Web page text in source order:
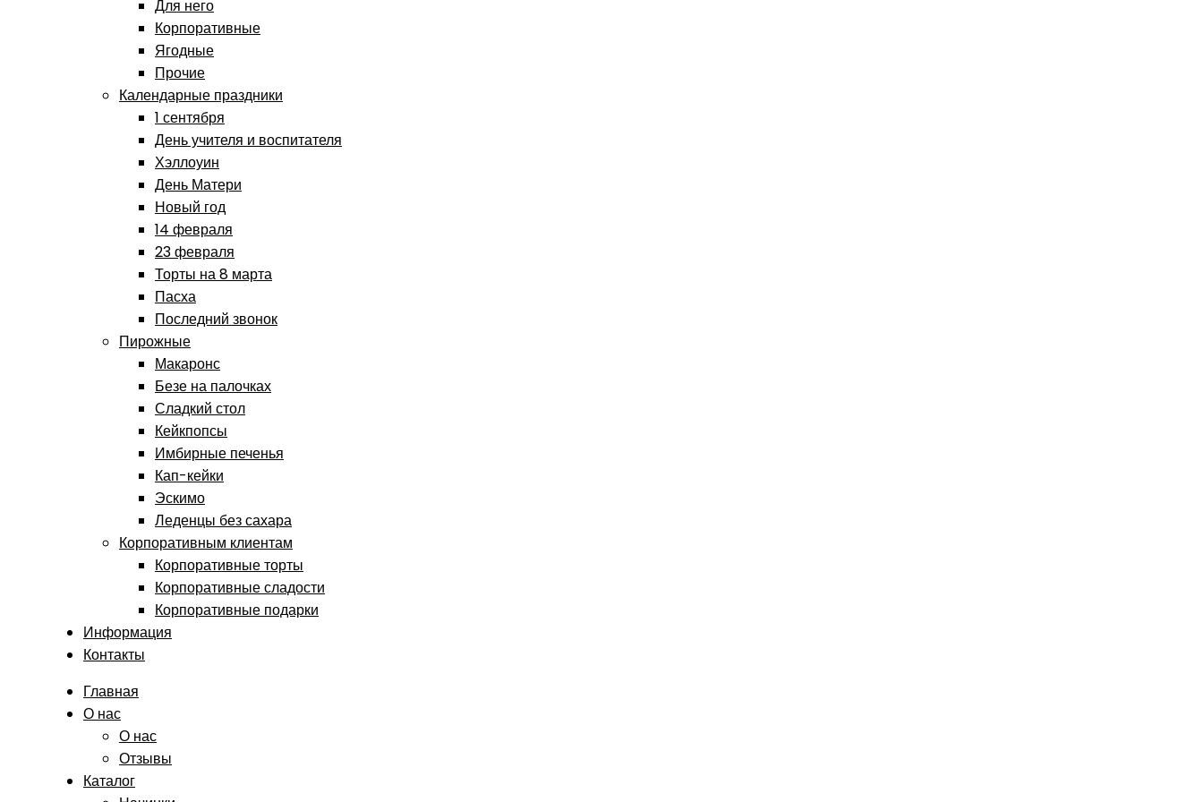
Для него
Корпоративные
Ягодные
Прочие
Календарные праздники
1 сентября
День учителя и воспитателя
Хэллоуин
День Матери
Новый год
14 февраля
23 февраля
Торты на 8 марта
Пасха
Последний звонок
Пирожные
Макаронс
Безе на палочках
Сладкий стол
Кейкпопсы
Имбирные печенья
Кап-кейки
Эскимо
Леденцы без сахара
Корпоративным клиентам
Корпоративные торты
Корпоративные сладости
Корпоративные подарки
Информация
Контакты
Главная
О нас
О нас
Отзывы
Каталог